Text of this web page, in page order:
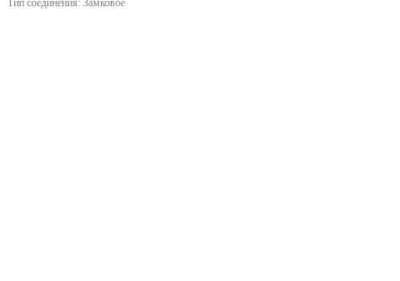
Тип соединения: Замковое